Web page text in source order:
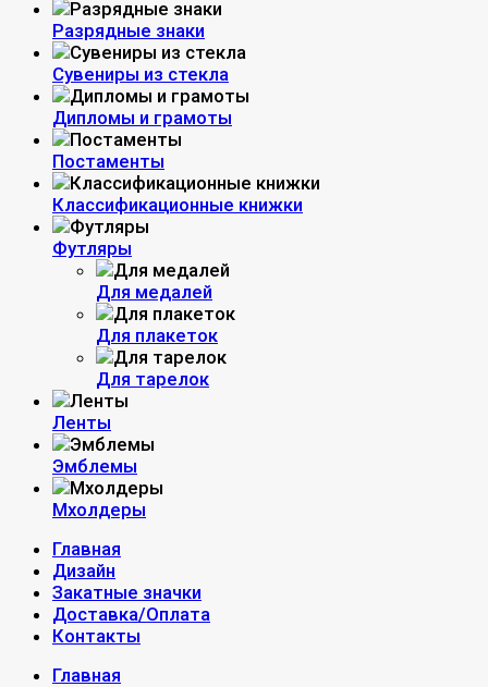
Разрядные знаки
Сувениры из стекла
Дипломы и грамоты
Постаменты
Классификационные книжки
Футляры
Для медалей
Для плакеток
Для тарелок
Ленты
Эмблемы
Мхолдеры
Главная
Дизайн
Закатные значки
Доставка/Оплата
Контакты
Главная